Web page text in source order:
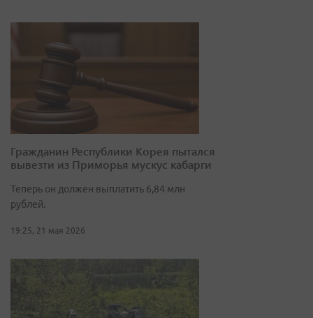
Гражданин Республики Корея пытался
вывезти из Приморья мускус кабарги
Теперь он должен выплатить 6,84 млн
рублей.
19:25, 21 мая 2026